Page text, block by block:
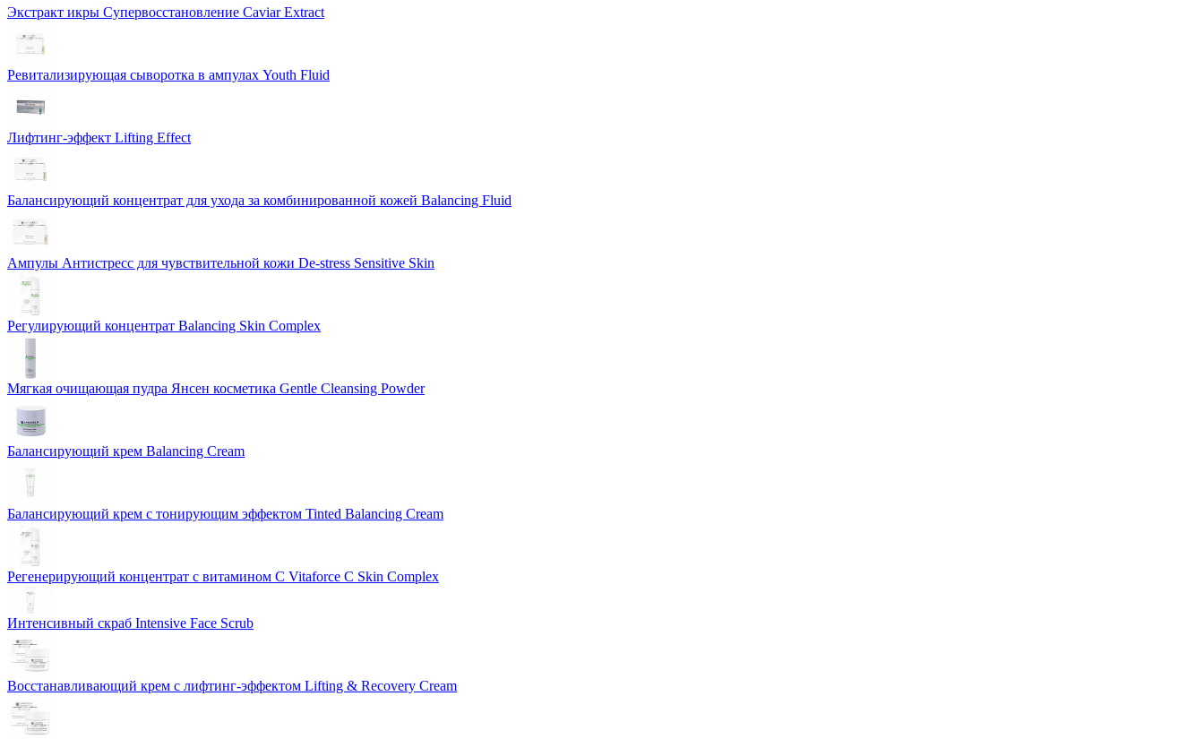
Экстракт икры Cупервосстановление Caviar Extract
Ревитализирующая сыворотка в ампулах Youth Fluid
Лифтинг-эффект Lifting Effect
Балансирующий концентрат для ухода за комбинированной кожей Balancing Fluid
Ампулы Антистресс для чувствительной кожи De-stress Sensitive Skin
Регулирующий концентрат Balancing Skin Complex
Мягкая очищающая пудра Янсен косметика Gentle Cleansing Powder
Балансирующий крем Balancing Cream
Балансирующий крем с тонирующим эффектом Tinted Balancing Cream
Регенерирующий концентрат с витамином С Vitaforce C Skin Complex
Интенсивный скраб Intensive Face Scrub
Восстанавливающий крем с лифтинг-эффектом Lifting & Recovery Cream